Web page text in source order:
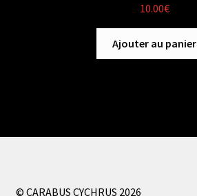
10.00€
Ajouter au panier
© CARABUS CYCHRUS 2026